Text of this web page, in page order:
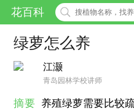
花百科
绿萝怎么养
江灏
青岛园林学校讲师
摘要 养殖绿萝需要比较